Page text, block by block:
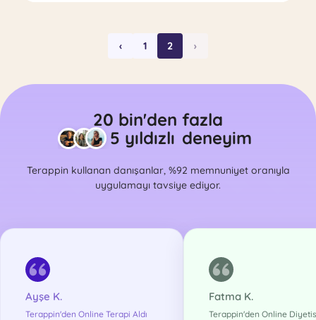
‹ 1 2 ›
20 bin'den fazla
5 yıldızlı deneyim
Terappin kullanan danışanlar, %92 memnuniyet oranıyla
uygulamayı tavsiye ediyor.
Ayşe K.
Terappin'den Online Terapi Aldı
Fatma K.
Terappin'den Online